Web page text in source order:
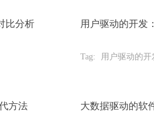
比分析 用户驱动的开发
Tag: 用户驱动的开
方法 大数据驱动的软